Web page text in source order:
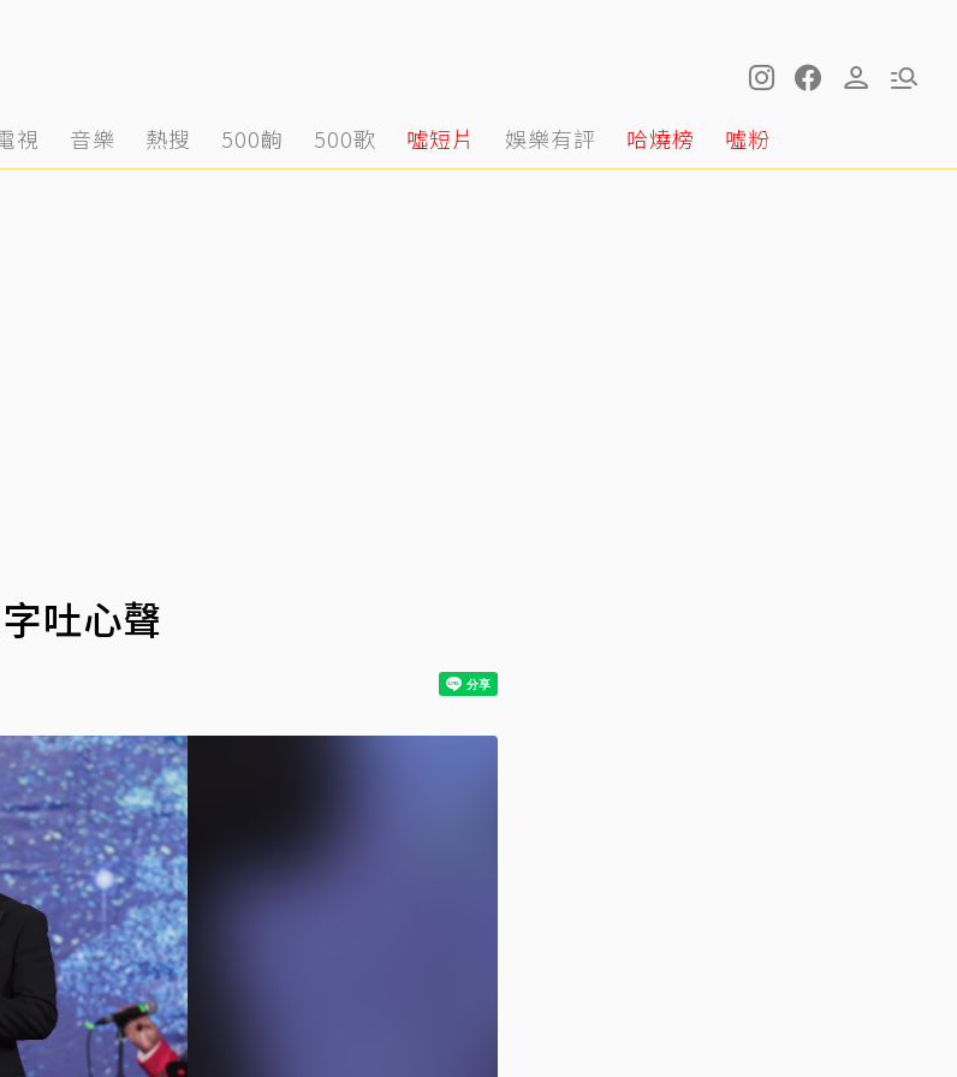
視 音樂 熱搜 500齣 500歌 噓短片 娛樂有評 哈燒榜 噓粉
吐心聲